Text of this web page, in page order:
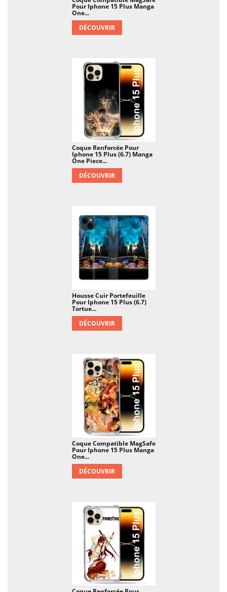
Pour Iphone 15 Plus Manga
One...
DÉCOUVRIR
Coque Renforcée Pour
Iphone 15 Plus (6.7) Manga
One Piece...
DÉCOUVRIR
Housse Cuir Portefeuille
Pour Iphone 15 Plus (6.7)
Tortue...
DÉCOUVRIR
Coque Compatible MagSafe
Pour Iphone 15 Plus Manga
One...
DÉCOUVRIR